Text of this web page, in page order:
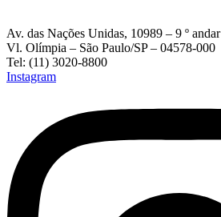
Av. das Nações Unidas, 10989 – 9 º andar
Vl. Olímpia – São Paulo/SP – 04578-000
Tel: (11) 3020-8800
Instagram